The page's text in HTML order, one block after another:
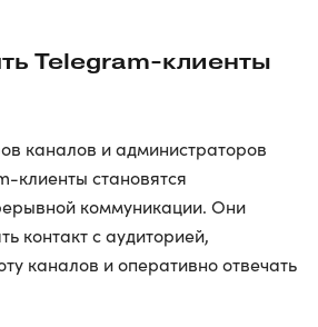
Telegram-клиенты
каналов и администраторов
клиенты становятся
коммуникации. Они
контакт с аудиторией,
каналов и оперативно отвечать